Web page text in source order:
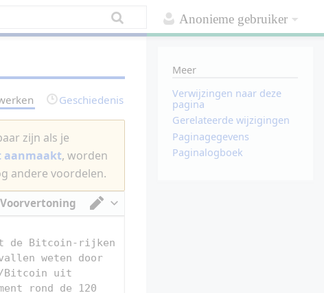
Anonieme gebruiker
Geschiedenis
zijn als je
aanmaakt, worden
andere voordelen.
Voorvertoning
Van tekstverwerker omschakelen
Meer
Verwijzingen naar deze
pagina
Gerelateerde wijzigingen
Paginagegevens
Paginalogboek